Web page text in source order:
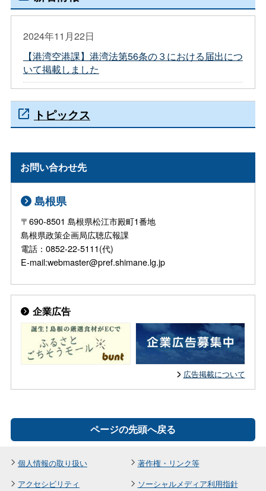
2024年11月22日
【港湾空港課】港湾法第56条の３における届出につ
いて掲載しました
トピックス
お問い合わせ先
島根県
〒690-8501 島根県松江市殿町1番地
島根県政策企画局広聴広報課
電話：0852-22-5111(代)
E-mail:webmaster@pref.shimane.lg.jp
企業広告
広告掲載について
ページの先頭へ戻る
個人情報の取り扱い
著作権・リンク等
アクセシビリティ
ソーシャルメディア利用指針